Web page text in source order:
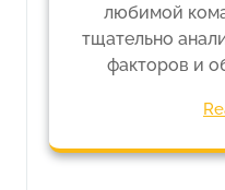
любимой
тщательно
факторов и